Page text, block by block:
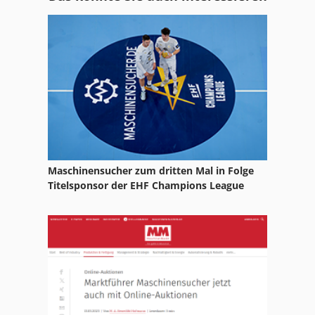
Kantenanleimmaschine
Kettenfoerderer
Kettenlaufwerk
Kippschaufel
Kombimaschine
Maschinensucher zum dritten Mal in Folge
Titelsponsor der EHF Champions League